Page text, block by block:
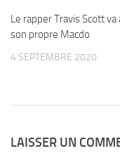
Le rapper Travis Scott va
son propre Macdo
4 SEPTEMBRE 2020
LAISSER UN